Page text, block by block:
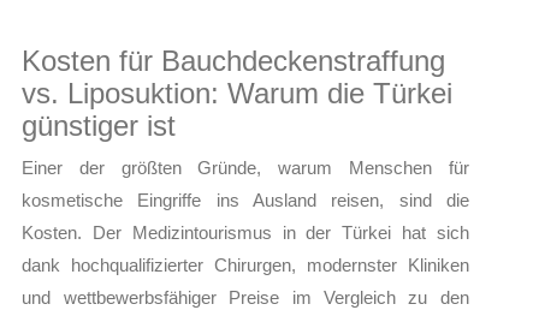
Kosten für Bauchdeckenstraffung
vs. Liposuktion: Warum die Türkei
günstiger ist
Einer der größten Gründe, warum Menschen für
kosmetische Eingriffe ins Ausland reisen, sind die
Kosten. Der Medizintourismus in der Türkei hat sich
dank hochqualifizierter Chirurgen, modernster Kliniken
und wettbewerbsfähiger Preise im Vergleich zu den